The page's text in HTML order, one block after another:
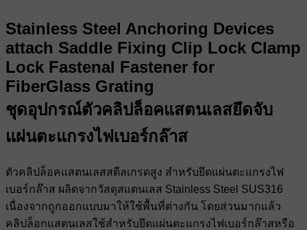
Stainless Steel Anchoring Devices
attach Saddle Fixing Clip Lock Clamp
Lock Fastenal Fastener for
FiberGlass Grating
ชุดอุปกรณ์ตัวคลิปล็อคแสตนเลสยึดจับ
แผ่นตะแกรงไฟเบอร์กล๊าส
ตัวคลิปล็อคแสตนเลสสตีลเกรดสูง สำหรับยึดแผ่นตะแกรงไฟ
เบอร์กล๊าส ผลิตจากวัสดุสแตนเลส Stainless Steel SUS316
เนื่องจากถูกออกแบบมาให้ใช้พื้นที่ต่างกัน โดยส่วนมากแล้ว
คลิปล็อกแสตนเลสใช้สำหรับยึดแผ่นตะแกรงไฟเบอร์กล๊าสหรือ